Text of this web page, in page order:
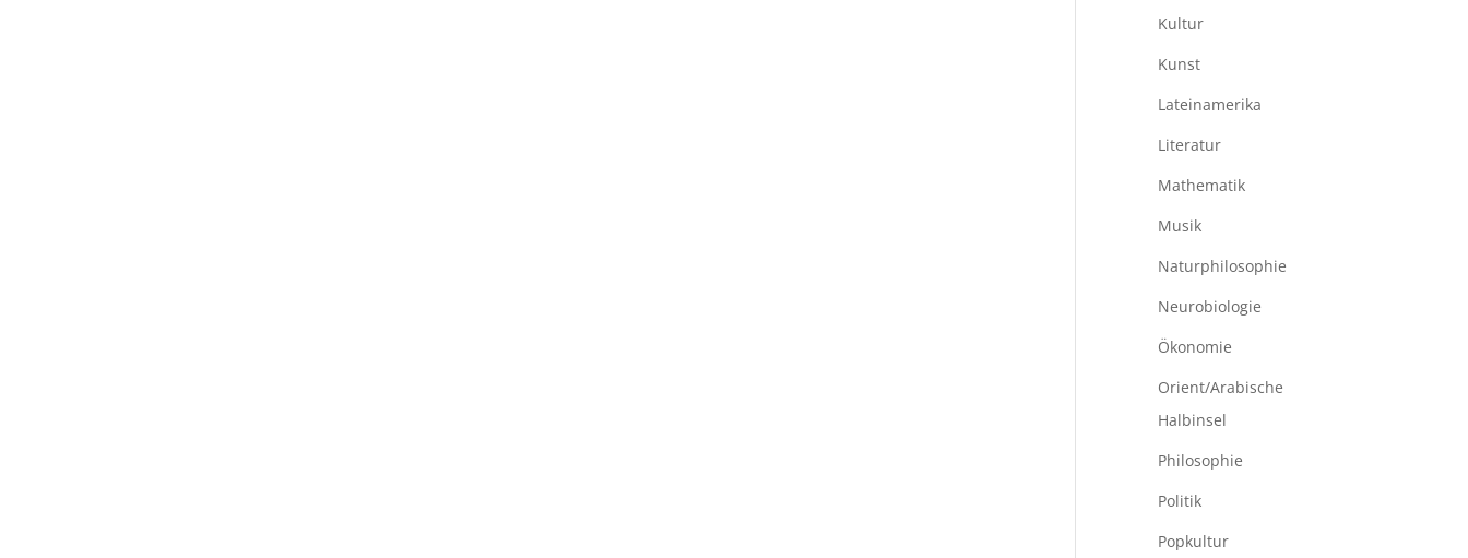
Kultur
Kunst
Lateinamerika
Literatur
Mathematik
Musik
Naturphilosophie
Neurobiologie
Ökonomie
Orient/Arabische
Halbinsel
Philosophie
Politik
Popkultur